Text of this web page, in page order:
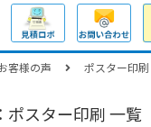
客様の声 ポスター印刷
ポスター印刷 一覧